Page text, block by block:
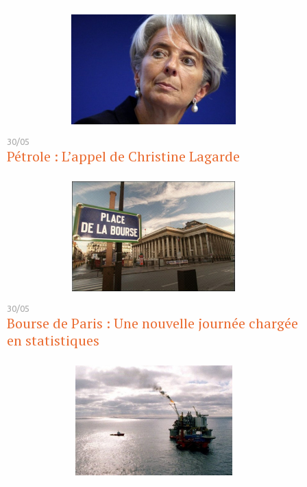
30/05
Pétrole : L’appel de Christine Lagarde
30/05
Bourse de Paris : Une nouvelle journée chargée
en statistiques